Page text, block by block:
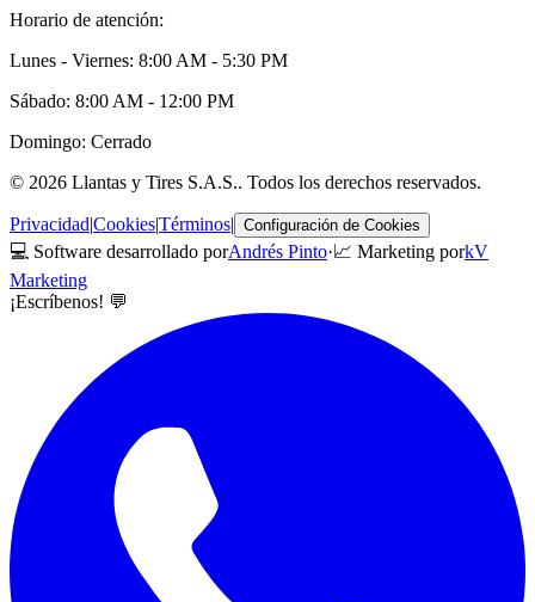
Horario de atención:
Lunes - Viernes: 8:00 AM - 5:30 PM
Sábado: 8:00 AM - 12:00 PM
Domingo: Cerrado
© 2026 Llantas y Tires S.A.S.. Todos los derechos reservados.
Privacidad|Cookies|Términos| Configuración de Cookies
💻 Software desarrollado porAndrés Pinto·📈 Marketing porkV
Marketing
¡Escríbenos! 💬